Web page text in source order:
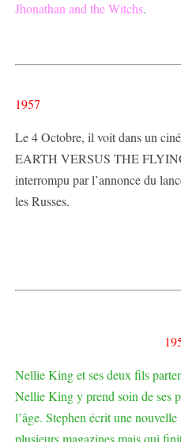
Jhonathan and the Witchs.
1957
Le 4 Octobre, il voit dans un
EARTH VERSUS THE
interrompu par l’annonce du
les Russes.
Nellie King et ses deux fils
Nellie King y prend soin de ses
l’âge. Stephen écrit une
plusieurs magazines mais qui